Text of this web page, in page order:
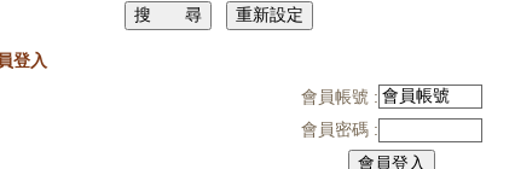
登入
會員帳號 :
會員密碼 :